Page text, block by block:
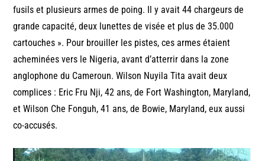
fusils et plusieurs armes de poing. Il y avait 44 chargeurs de
grande capacité, deux lunettes de visée et plus de 35.000
cartouches ». Pour brouiller les pistes, ces armes étaient
acheminées vers le Nigeria, avant d’atterrir dans la zone
anglophone du Cameroun. Wilson Nuyila Tita avait deux
complices : Eric Fru Nji, 42 ans, de Fort Washington, Maryland,
et Wilson Che Fonguh, 41 ans, de Bowie, Maryland, eux aussi
co-accusés.